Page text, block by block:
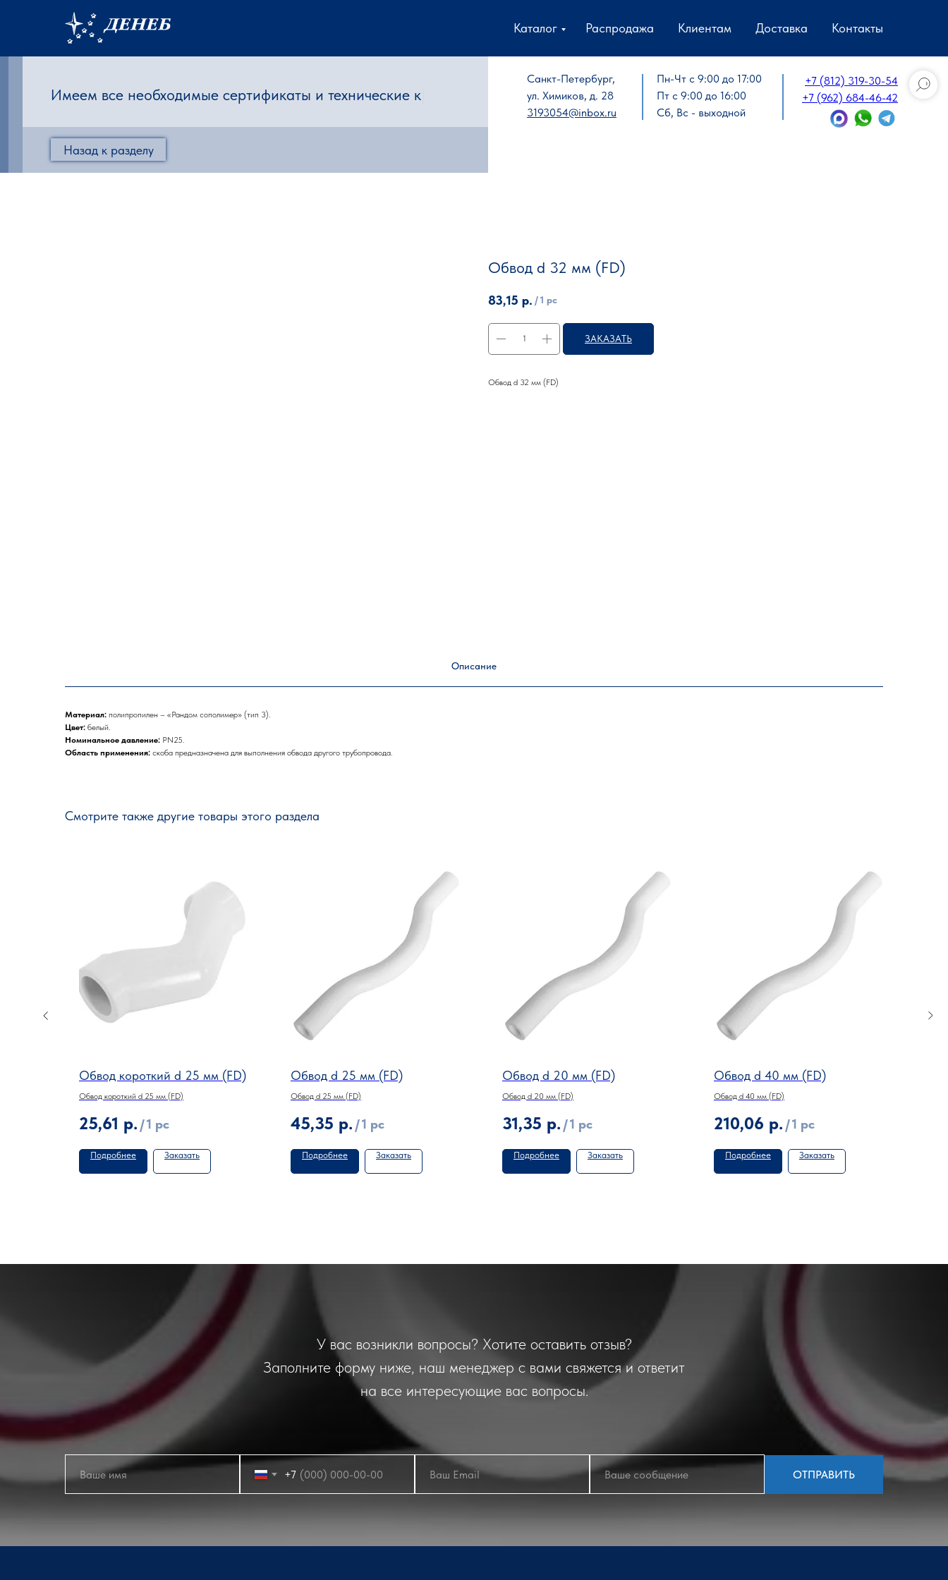
Каталог Распродажа Клиентам Доставка Контакты
+7 (812) 319-30-54
+7 (962) 684-46-42
Пн-Чт с 9:00 до 17:00
Пт с 9:00 до 16:00
Сб, Вс - выходной
Санкт-Петербург,
ул. Химиков, д. 28
3193054@inbox.ru
Имеем все необходимые сертификаты и т|
Назад к разделу
Обвод d 32 мм (FD)
83,15 р. /1 pc
ЗАКАЗАТЬ
Обвод d 32 мм (FD)
Описание
Материал: полипропилен – «Рандом сополимер» (тип 3).
Цвет: белый.
Номинальное давление: PN25.
Область применения: скоба предназначена для выполнения обвода другого трубопровода.
Смотрите также другие товары этого раздела
Обвод короткий d 25 мм (FD)
Обвод короткий d 25 мм (FD)
25,61 р. /1 pc
Подробнее Заказать
Обвод d 25 мм (FD)
Обвод d 25 мм (FD)
45,35 р. /1 pc
Подробнее Заказать
Обвод d 20 мм (FD)
Обвод d 20 мм (FD)
31,35 р. /1 pc
Подробнее Заказать
Обвод d 40 мм (FD)
Обвод d 40 мм (FD)
210,06 р. /1 pc
Подробнее Заказать
У вас возникли вопросы? Хотите оставить отзыв?
Заполните форму ниже, наш менеджер с вами свяжется и ответит
на все интересующие вас вопросы.
+7 ОТПРАВИТЬ